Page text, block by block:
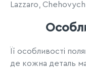
Lazzaro, Chehovych
Її особливості
де кожна деталь